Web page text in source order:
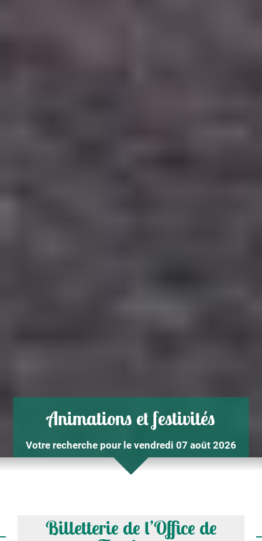
Animations et festivités
Votre recherche pour le vendredi 07 août 2026
Billetterie de l’Office de